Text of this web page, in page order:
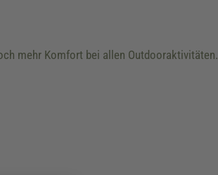
mehr Komfort bei allen Outdooraktivitäten.